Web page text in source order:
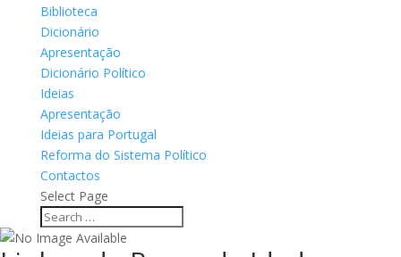
Biblioteca
Dicionário
Apresentação
Dicionário Político
Ideias
Apresentação
Ideias para Portugal
Reforma do Sistema Político
Contactos
Select Page